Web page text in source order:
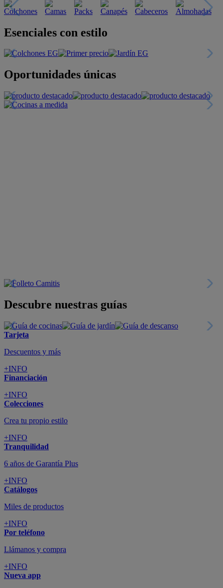
Esenciales con estilo
Oportunidades únicas
Descubre nuestras guías
Tarjeta
Descuentos y más
+INFO
Financiación
+INFO
Colecciones
Crea tu propio estilo
+INFO
Tranquilidad
6 años de Garantía Plus
+INFO
Catálogos
Miles de productos
+INFO
Por teléfono
Llámanos y compra
+INFO
Nueva app